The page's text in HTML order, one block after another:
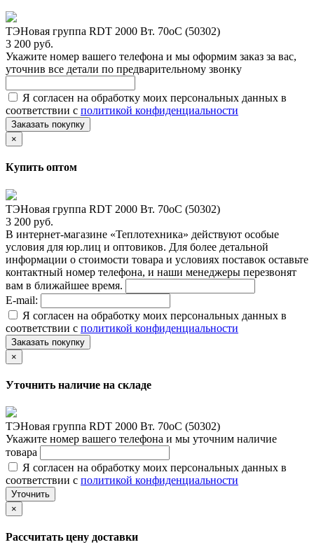
ТЭНовая группа RDT 2000 Вт. 70oС (50302)
3 200 руб.
Укажите номер вашего телефона и мы оформим заказ за вас,
уточнив все детали по предварительному звонку
Я согласен на обработку моих персональных данных в
соответствии с политикой конфиденциальности
Заказать покупку
×
Купить оптом
ТЭНовая группа RDT 2000 Вт. 70oС (50302)
3 200 руб.
В интернет-магазине «Теплотехника» действуют особые
условия для юр.лиц и оптовиков. Для более детальной
информации о стоимости товара и условиях поставок оставьте
контактный номер телефона, и наши менеджеры перезвонят
вам в ближайшее время.
E-mail:
Я согласен на обработку моих персональных данных в
соответствии с политикой конфиденциальности
Заказать покупку
×
Уточнить наличие на складе
ТЭНовая группа RDT 2000 Вт. 70oС (50302)
Укажите номер вашего телефона и мы уточним наличие
товара
Я согласен на обработку моих персональных данных в
соответствии с политикой конфиденциальности
Уточнить
×
Рассчитать цену доставки